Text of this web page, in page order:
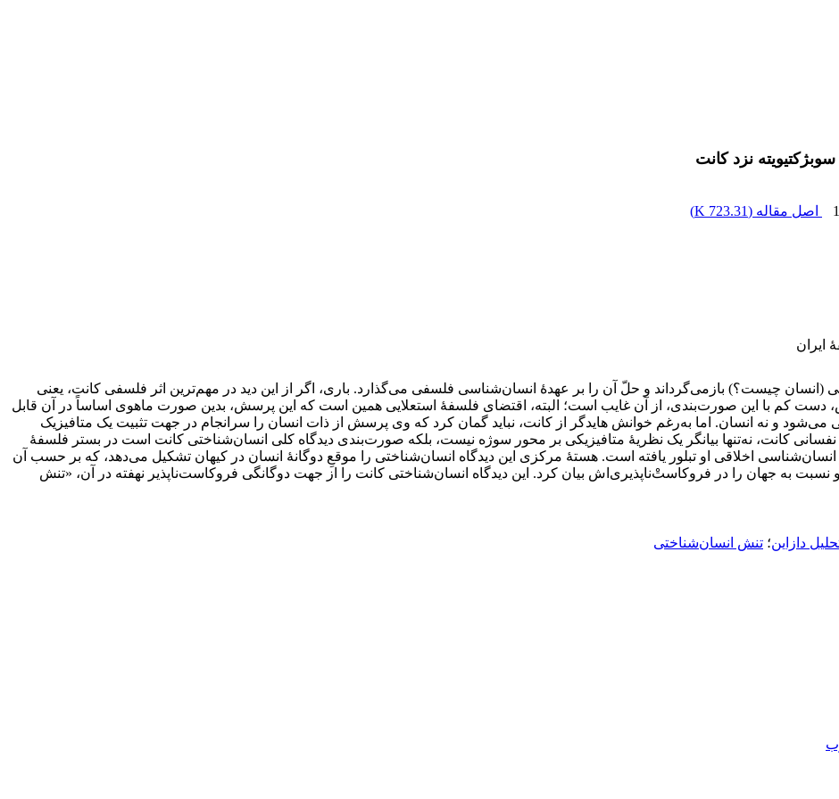
نزد کانت
اصل مقاله (723.31 K
)
ایران
(انسان چیست؟) بازمی‌گرداند و حلّ آن را بر عهدۀ انسان‌شناسی فلسفی می‌گذارد. باری، اگر از این دید در مهم‌ترین اثر فلسفی کانت، یعنی
‌کم با این صورت‌بندی، از آن غایب است؛ البته، اقتضای فلسفۀ استعلایی همین است که این پرسش، بدین صورت ماهوی اساساً در آن قابل
می‌شود و نه انسان. اما به‌رغم خوانش هایدگر از کانت، نباید گمان کرد که وی پرسش از ذات انسان را سرانجام در جهت تثبیت یک متافیزیک
نفسانی کانت، نه‌تنها بیانگر یک نظریۀ متافیزیکی بر محور سوژه نیست، بلکه صورت‌بندی دیدگاه کلی انسان‌شناختی کانت است در بستر فلسفۀ
اخلاقی او تبلور یافته است. هستۀ مرکزی این دیدگاه انسان‌شناختی را موقعِ دوگانۀ انسان در کیهان تشکیل می‌دهد، که بر حسب آن
به جهان را در فروکاستْ‌ناپذیری‌اش بیان کرد. این دیدگاه انسان‌شناختی کانت را از جهت دوگانگی فروکاست‌ناپذیر نهفته در آن، «تنش
دازاین؛ تنش انسان‌شناختی